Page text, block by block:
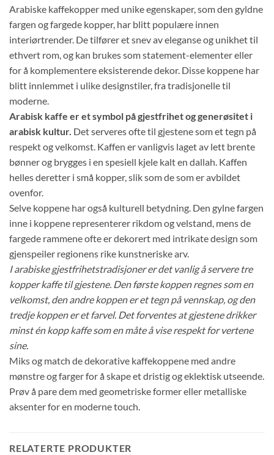
Arabiske kaffekopper med unike egenskaper, som den gyldne
fargen og fargede kopper, har blitt populære innen
interiørtrender. De tilfører et snev av eleganse og unikhet til
ethvert rom, og kan brukes som statement-elementer eller
for å komplementere eksisterende dekor. Disse koppene har
blitt innlemmet i ulike designstiler, fra tradisjonelle til
moderne.
Arabisk kaffe er et symbol på gjestfrihet og generøsitet i
arabisk kultur. Det serveres ofte til gjestene som et tegn på
respekt og velkomst. Kaffen er vanligvis laget av lett brente
bønner og brygges i en spesiell kjele kalt en dallah. Kaffen
helles deretter i små kopper, slik som de som er avbildet
ovenfor.
Selve koppene har også kulturell betydning. Den gylne fargen
inne i koppene representerer rikdom og velstand, mens de
fargede rammene ofte er dekorert med intrikate design som
gjenspeiler regionens rike kunstneriske arv.
I arabiske gjestfrihetstradisjoner er det vanlig å servere tre
kopper kaffe til gjestene. Den første koppen regnes som en
velkomst, den andre koppen er et tegn på vennskap, og den
tredje koppen er et farvel. Det forventes at gjestene drikker
minst én kopp kaffe som en måte å vise respekt for vertene
sine.
Miks og match de dekorative kaffekoppene med andre
mønstre og farger for å skape et dristig og eklektisk utseende.
Prøv å pare dem med geometriske former eller metalliske
aksenter for en moderne touch.
RELATERTE PRODUKTER